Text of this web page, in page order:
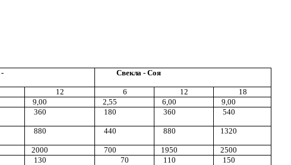
-
Свекла - Соя
12 6 12
18
9,00 2,55 6,00
9,00
360 180 360 540
880 440 880 1320
2000 700 1950
2500
130 70 110 150